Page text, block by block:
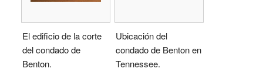
El edificio de la corte
del condado de
Benton.
Ubicación del
condado de Benton en
Tennessee.